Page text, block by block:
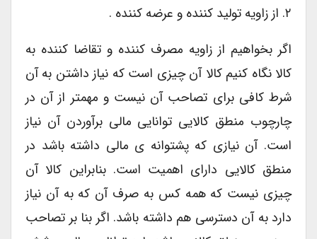
اگر بخواهیم از زاویه مصرف کننده و تقاضا کننده به
کالا نگاه کنیم کالا آن چیزی است که نیاز داشتن به آن
شرط کافی برای تصاحب آن نیست و مهمتر از آن در
چارچوب منطق کالایی توانایی مالی برآوردن آن نیاز
است. آن نیازی که پشتوانه ی مالی داشته باشد در
منطق کالایی دارای اهمیت است. بنابراین کالا آن
چیزی نیست که همه کس به صرف آن که به آن نیاز
دارد به آن دسترسی هم داشته باشد. اگر بنا بر تصاحب